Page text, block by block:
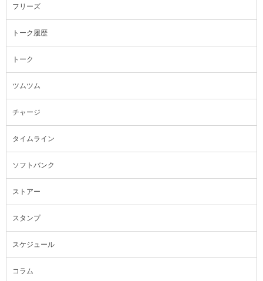
フリーズ
トーク履歴
トーク
ツムツム
チャージ
タイムライン
ソフトバンク
ストアー
スタンプ
スケジュール
コラム